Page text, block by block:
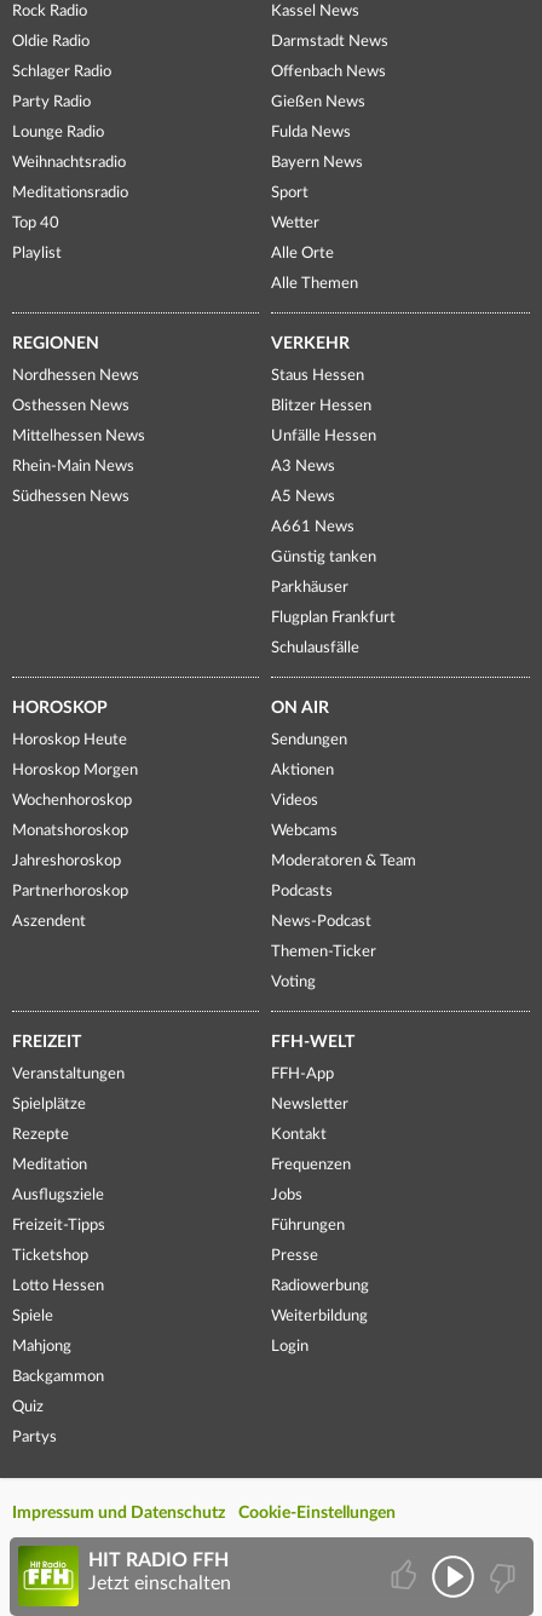
Rock Radio
Oldie Radio
Schlager Radio
Party Radio
Lounge Radio
Weihnachtsradio
Meditationsradio
Top 40
Playlist
Kassel News
Darmstadt News
Offenbach News
Gießen News
Fulda News
Bayern News
Sport
Wetter
Alle Orte
Alle Themen
REGIONEN
Nordhessen News
Osthessen News
Mittelhessen News
Rhein-Main News
Südhessen News
VERKEHR
Staus Hessen
Blitzer Hessen
Unfälle Hessen
A3 News
A5 News
A661 News
Günstig tanken
Parkhäuser
Flugplan Frankfurt
Schulausfälle
HOROSKOP
Horoskop Heute
Horoskop Morgen
Wochenhoroskop
Monatshoroskop
Jahreshoroskop
Partnerhoroskop
Aszendent
ON AIR
Sendungen
Aktionen
Videos
Webcams
Moderatoren & Team
Podcasts
News-Podcast
Themen-Ticker
Voting
FREIZEIT
Veranstaltungen
Spielplätze
Rezepte
Meditation
Ausflugsziele
Freizeit-Tipps
Ticketshop
Lotto Hessen
Spiele
Mahjong
Backgammon
Quiz
Partys
FFH-WELT
FFH-App
Newsletter
Kontakt
Frequenzen
Jobs
Führungen
Presse
Radiowerbung
Weiterbildung
Login
Impressum und Datenschutz Cookie-Einstellungen
HIT RADIO FFH
Jetzt einschalten